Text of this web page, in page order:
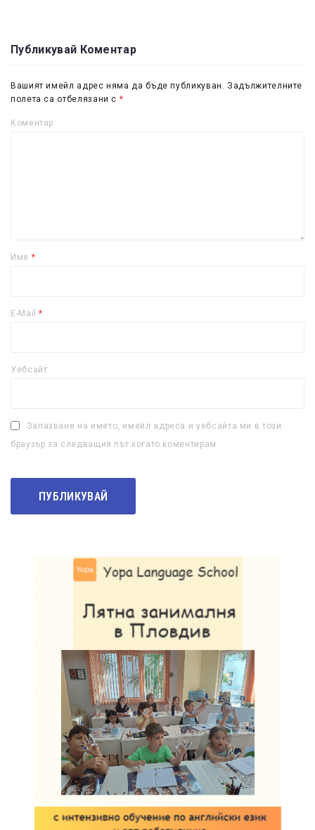
Публикувай Коментар
Вашият имейл адрес няма да бъде публикуван.
Задължителните
полета са отбелязани с *
Коментар
Име *
E-Mail*
Уебсайт
Запазване на името, имейл адреса и уебсайта ми в този
браузър за следващия път когато коментирам.